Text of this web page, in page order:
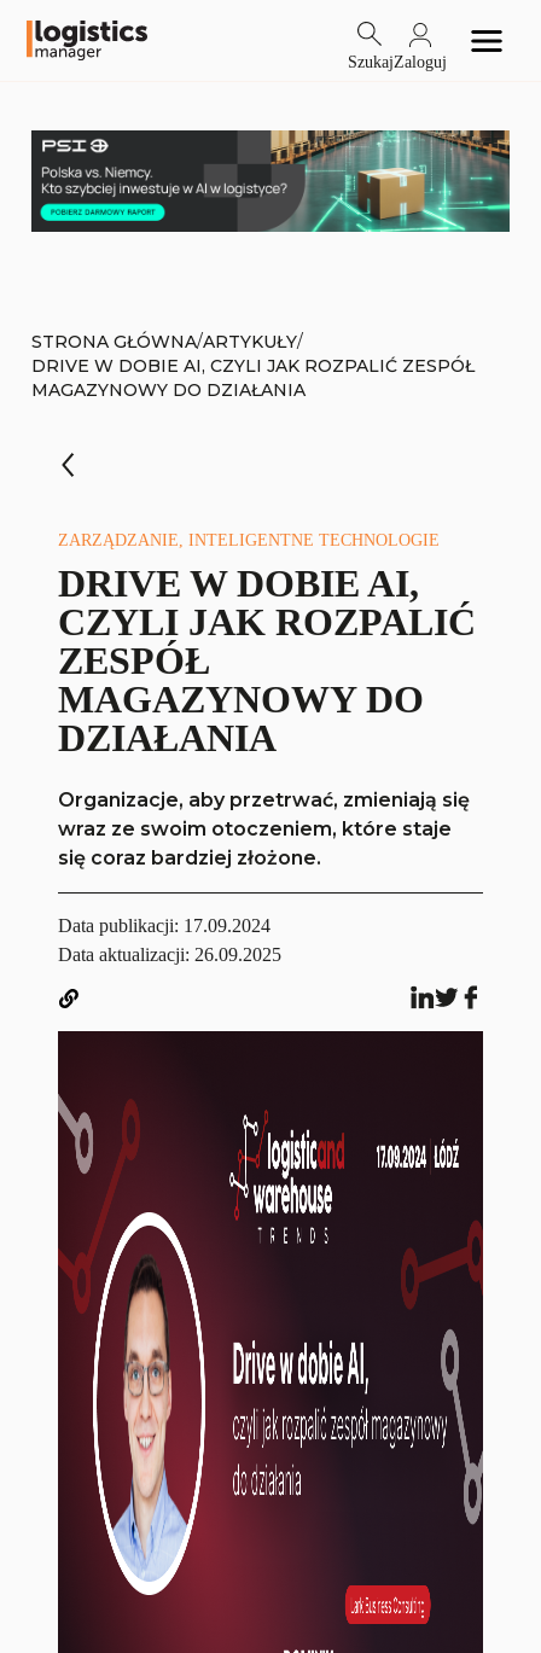
SzukajZaloguj
STRONA GŁÓWNA/ARTYKUŁY/
DRIVE W DOBIE AI, CZYLI JAK ROZPALIĆ ZESPÓŁ
MAGAZYNOWY DO DZIAŁANIA
ZARZĄDZANIE, INTELIGENTNE TECHNOLOGIE
DRIVE W DOBIE AI,
CZYLI JAK ROZPALIĆ
ZESPÓŁ
MAGAZYNOWY DO
DZIAŁANIA
Organizacje, aby przetrwać, zmieniają się
wraz ze swoim otoczeniem, które staje
się coraz bardziej złożone.
Data publikacji: 17.09.2024
Data aktualizacji: 26.09.2025